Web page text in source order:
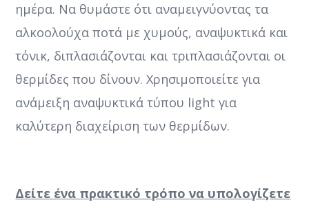
ημέρα. Να θυμάστε ότι αναμειγνύοντας τα
αλκοολούχα ποτά με χυμούς, αναψυκτικά και
τόνικ, διπλασιάζονται και τριπλασιάζονται οι
θερμίδες που δίνουν. Χρησιμοποιείτε για
ανάμειξη αναψυκτικά τύπου light για
καλύτερη διαχείριση των θερμίδων.
Δείτε ένα πρακτικό τρόπο να υπολογίζετε